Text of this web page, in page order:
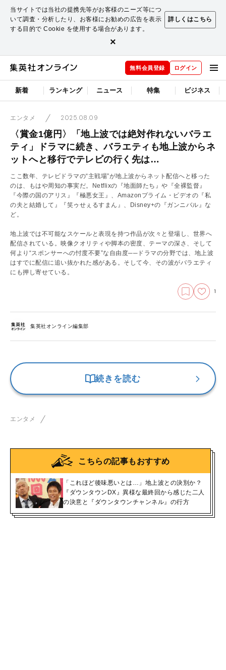
当サイトでは当社の提携先等がお客様のニーズ等につ
いて調査・分析したり、お客様にお勧めの広告を表示
する目的で Cookie を使用する場合があります。
詳しくはこちら
×
無料会員登録 ログイン
新着 ランキング ニュース 特集 ビジネス
エンタメ 2025.08.09
〈賞金1億円〉「地上波では絶対作れないバラエ
ティ」ドラマに続き、バラエティも地上波からネ
ットへと移行でテレビの行く先は…
ここ数年、テレビドラマの“主戦場”が地上波からネット配信へと移った
のは、もはや周知の事実だ。Netflixの『地面師たち』や『全裸監督』
『今際の国のアリス』『極悪女王』、Amazonプライム・ビデオの『私
の夫と結婚して』『笑ゥせぇるすまん』、Disney+の『ガンニバル』な
ど。
地上波では不可能なスケールと表現を持つ作品が次々と登場し、世界へ
配信されている。映像クオリティや脚本の密度、テーマの深さ、そして
何より“スポンサーへの忖度不要”な自由度──ドラマの分野では、地上波
はすでに配信に追い抜かれた感がある。そして今、その波がバラエティ
にも押し寄せている。
1
集英社オンライン編集部
続きを読む
エンタメ
こちらの記事もおすすめ
「これほど後味悪いとは…」地上波との決別か？
『ダウンタウンDX』異様な最終回から感じた二人
の決意と『ダウンタウンチャンネル』の行方